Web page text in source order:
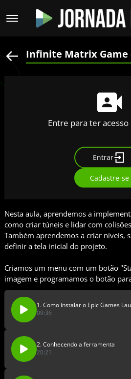
Infinite Matrix Game
Entre para ter acesso
Entrar
Cadastre-se
Nesta aula, aprendemos a
como criar túneis e lidar com
Também aprendemos a criar níveis,
definir a tela inicial do projeto.
Criamos um menu com um botão
imagem e programamos o botão
1. Como instalar o Epic Games
09:36
2. Conhecendo a ferramenta
20:21